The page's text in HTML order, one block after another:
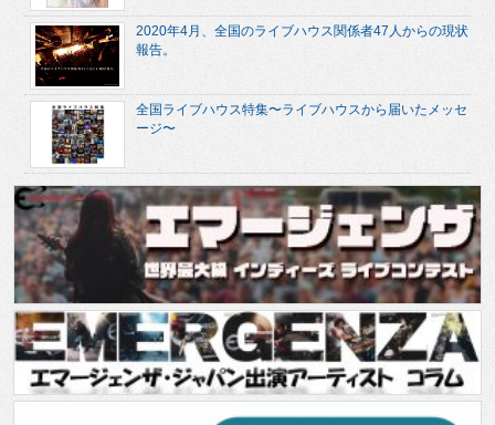
2020年4月、全国のライブハウス関係者47人からの現状
報告。
全国ライブハウス特集〜ライブハウスから届いたメッセ
ージ〜